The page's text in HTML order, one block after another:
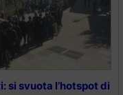
si svuota l’hotspot di